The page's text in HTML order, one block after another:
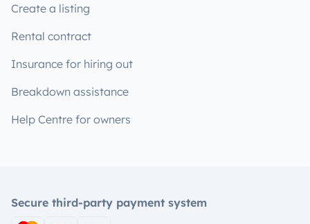
Create a listing
Rental contract
Insurance for hiring out
Breakdown assistance
Help Centre for owners
Secure third-party payment system